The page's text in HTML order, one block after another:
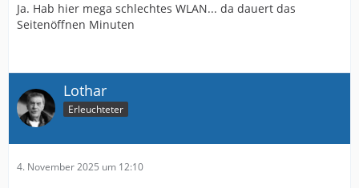
Ja. Hab hier mega schlechtes WLAN... da dauert das
Seitenöffnen Minuten
Lothar
Erleuchteter
4. November 2025 um 12:10